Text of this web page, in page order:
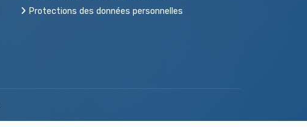
Protections des données personnelles